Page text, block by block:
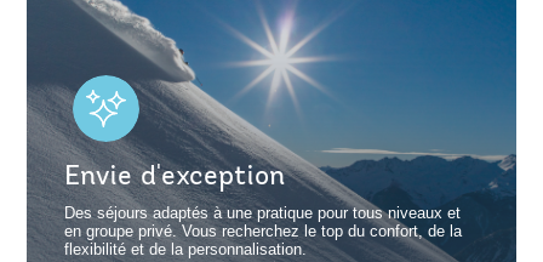
Envie d'exception
Des séjours adaptés à une pratique pour tous niveaux et
en groupe privé. Vous recherchez le top du confort, de la
flexibilité et de la personnalisation.